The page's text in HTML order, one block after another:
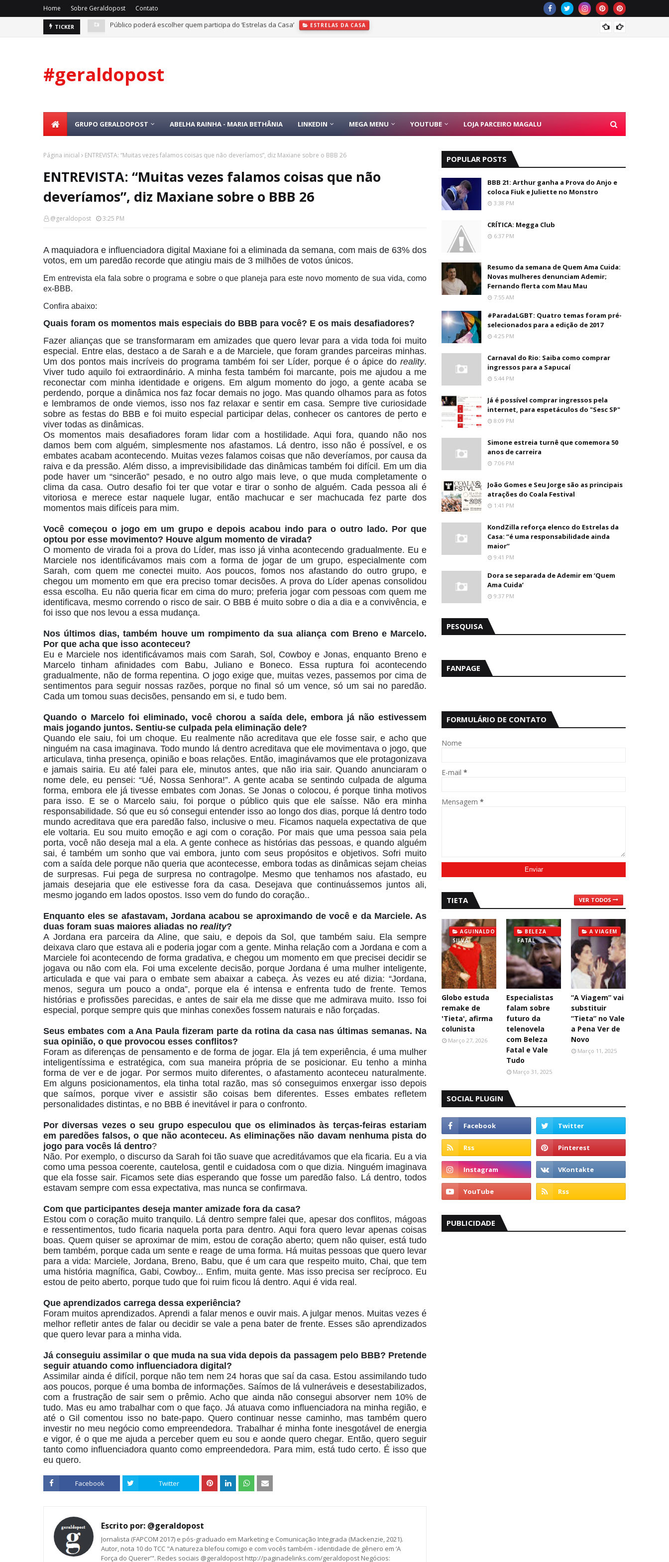
Home Sobre Geraldopost Contato
TICKER
Público poderá escolher quem participa do ‘Estrelas da Casa’
Anitta, Glória a Groove e Pedro Sampaio estarão no Festival Meli Music
#geraldopost
GRUPO GERALDOPOST ABELHA RAINHA - MARIA BETHÂNIA LINKEDIN MEGA MENU YOUTUBE LOJA PARCEIRO MAGALU
Página inicial ENTREVISTA: “Muitas vezes falamos coisas que não deveríamos”, diz Maxiane sobre o BBB 26
ENTREVISTA: “Muitas vezes falamos coisas que não
deveríamos”, diz Maxiane sobre o BBB 26
@geraldopost 3:25 PM
A maquiadora e influenciadora digital Maxiane foi a eliminada da semana, com mais de 63% dos
votos, em um paredão recorde que atingiu mais de 3 milhões de votos únicos.
Em entrevista ela fala sobre o programa e sobre o que planeja para este novo momento de sua vida, como
ex-BBB.
Confira abaixo:
Quais foram os momentos mais especiais do BBB para você? E os mais desafiadores?
Fazer alianças que se transformaram em amizades que quero levar para a vida toda foi muito
especial. Entre elas, destaco a de Sarah e a de Marciele, que foram grandes parceiras minhas.
Um dos pontos mais incríveis do programa também foi ser Líder, porque é o ápice do reality.
Viver tudo aquilo foi extraordinário. A minha festa também foi marcante, pois me ajudou a me
reconectar com minha identidade e origens. Em algum momento do jogo, a gente acaba se
perdendo, porque a dinâmica nos faz focar demais no jogo. Mas quando olhamos para as fotos
e lembramos de onde viemos, isso nos faz relaxar e sentir em casa. Sempre tive curiosidade
sobre as festas do BBB e foi muito especial participar delas, conhecer os cantores de perto e
viver todas as dinâmicas.
Os momentos mais desafiadores foram lidar com a hostilidade. Aqui fora, quando não nos
damos bem com alguém, simplesmente nos afastamos. Lá dentro, isso não é possível, e os
embates acabam acontecendo. Muitas vezes falamos coisas que não deveríamos, por causa da
raiva e da pressão. Além disso, a imprevisibilidade das dinâmicas também foi difícil. Em um dia
pode haver um “sincerão” pesado, e no outro algo mais leve, o que muda completamente o
clima da casa. Outro desafio foi ter que votar e tirar o sonho de alguém. Cada pessoa ali é
vitoriosa e merece estar naquele lugar, então machucar e ser machucada fez parte dos
momentos mais difíceis para mim.
Você começou o jogo em um grupo e depois acabou indo para o outro lado. Por que
optou por esse movimento? Houve algum momento de virada?
O momento de virada foi a prova do Líder, mas isso já vinha acontecendo gradualmente. Eu e
Marciele nos identificávamos mais com a forma de jogar de um grupo, especialmente com
Sarah, com quem me conectei muito. Aos poucos, fomos nos afastando do outro grupo, e
chegou um momento em que era preciso tomar decisões. A prova do Líder apenas consolidou
essa escolha. Eu não queria ficar em cima do muro; preferia jogar com pessoas com quem me
identificava, mesmo correndo o risco de sair. O BBB é muito sobre o dia a dia e a convivência, e
foi isso que nos levou a essa mudança.
Nos últimos dias, também houve um rompimento da sua aliança com Breno e Marcelo.
Por que acha que isso aconteceu?
Eu e Marciele nos identificávamos mais com Sarah, Sol, Cowboy e Jonas, enquanto Breno e
Marcelo tinham afinidades com Babu, Juliano e Boneco. Essa ruptura foi acontecendo
gradualmente, não de forma repentina. O jogo exige que, muitas vezes, passemos por cima de
sentimentos para seguir nossas razões, porque no final só um vence, só um sai no paredão.
Cada um tomou suas decisões, pensando em si, e tudo bem.
Quando o Marcelo foi eliminado, você chorou a saída dele, embora já não estivessem
mais jogando juntos. Sentiu-se culpada pela eliminação dele?
Quando ele saiu, foi um choque. Eu realmente não acreditava que ele fosse sair, e acho que
ninguém na casa imaginava. Todo mundo lá dentro acreditava que ele movimentava o jogo, que
articulava, tinha presença, opinião e boas relações. Então, imaginávamos que ele protagonizava
e jamais sairia. Eu até falei para ele, minutos antes, que não iria sair. Quando anunciaram o
nome dele, eu pensei: “Ué, Nossa Senhora!”. A gente acaba se sentindo culpada de alguma
forma, embora ele já tivesse embates com Jonas. Se Jonas o colocou, é porque tinha motivos
para isso. E se o Marcelo saiu, foi porque o público quis que ele saísse. Não era minha
responsabilidade. Só que eu só consegui entender isso ao longo dos dias, porque lá dentro todo
mundo acreditava que era paredão falso, inclusive o meu. Ficamos naquela expectativa de que
ele voltaria. Eu sou muito emoção e agi com o coração. Por mais que uma pessoa saia pela
porta, você não deseja mal a ela. A gente conhece as histórias das pessoas, e quando alguém
sai, é também um sonho que vai embora, junto com seus propósitos e objetivos. Sofri muito
com a saída dele porque não queria que acontecesse, embora todas as dinâmicas sejam cheias
de surpresas. Fui pega de surpresa no contragolpe. Mesmo que tenhamos nos afastado, eu
jamais desejaria que ele estivesse fora da casa. Desejava que continuássemos juntos ali,
mesmo jogando em lados opostos. Isso vem do fundo do coração..
Enquanto eles se afastavam, Jordana acabou se aproximando de você e da Marciele. As
duas foram suas maiores aliadas no reality?
A Jordana era parceira da Aline, que saiu, e depois da Sol, que também saiu. Ela sempre
deixava claro que estava ali e poderia jogar com a gente. Minha relação com a Jordana e com a
Marciele foi acontecendo de forma gradativa, e chegou um momento em que precisei decidir se
jogava ou não com ela. Foi uma excelente decisão, porque Jordana é uma mulher inteligente,
articulada e que vai para o embate sem abaixar a cabeça. Às vezes eu até dizia: “Jordana,
menos, segura um pouco a onda”, porque ela é intensa e enfrenta tudo de frente. Temos
histórias e profissões parecidas, e antes de sair ela me disse que me admirava muito. Isso foi
especial, porque sempre quis que minhas conexões fossem naturais e não forçadas.
Seus embates com a Ana Paula fizeram parte da rotina da casa nas últimas semanas. Na
sua opinião, o que provocou esses conflitos?
Foram as diferenças de pensamento e de forma de jogar. Ela já tem experiência, é uma mulher
inteligentíssima e estratégica, com sua maneira própria de se posicionar. Eu tenho a minha
forma de ver e de jogar. Por sermos muito diferentes, o afastamento aconteceu naturalmente.
Em alguns posicionamentos, ela tinha total razão, mas só conseguimos enxergar isso depois
que saímos, porque viver e assistir são coisas bem diferentes. Esses embates refletem
personalidades distintas, e no BBB é inevitável ir para o confronto.
Por diversas vezes o seu grupo especulou que os eliminados às terças-feiras estariam
em paredões falsos, o que não aconteceu. As eliminações não davam nenhuma pista do
jogo para vocês lá dentro?
Não. Por exemplo, o discurso da Sarah foi tão suave que acreditávamos que ela ficaria. Eu a via
como uma pessoa coerente, cautelosa, gentil e cuidadosa com o que dizia. Ninguém imaginava
que ela fosse sair. Ficamos sete dias esperando que fosse um paredão falso. Lá dentro, todos
estavam sempre com essa expectativa, mas nunca se confirmava.
Com que participantes deseja manter amizade fora da casa?
Estou com o coração muito tranquilo. Lá dentro sempre falei que, apesar dos conflitos, mágoas
e ressentimentos, tudo ficaria naquela porta para dentro. Aqui fora quero levar apenas coisas
boas. Quem quiser se aproximar de mim, estou de coração aberto; quem não quiser, está tudo
bem também, porque cada um sente e reage de uma forma. Há muitas pessoas que quero levar
para a vida: Marciele, Jordana, Breno, Babu, que é um cara que respeito muito, Chai, que tem
uma história magnífica, Gabi, Cowboy... Enfim, muita gente. Mas isso precisa ser recíproco. Eu
estou de peito aberto, porque tudo que foi ruim ficou lá dentro. Aqui é vida real.
Que aprendizados carrega dessa experiência?
Foram muitos aprendizados. Aprendi a falar menos e ouvir mais. A julgar menos. Muitas vezes é
melhor refletir antes de falar ou decidir se vale a pena bater de frente. Esses são aprendizados
que quero levar para a minha vida.
Já conseguiu assimilar o que muda na sua vida depois da passagem pelo BBB? Pretende
seguir atuando como influenciadora digital?
Assimilar ainda é difícil, porque não tem nem 24 horas que saí da casa. Estou assimilando tudo
aos poucos, porque é uma bomba de informações. Saímos de lá vulneráveis e desestabilizados,
com a frustração de sair sem o prêmio. Acho que ainda não consegui absorver nem 10% de
tudo. Mas eu amo trabalhar com o que faço. Já atuava como influenciadora na minha região, e
até o Gil comentou isso no bate-papo. Quero continuar nesse caminho, mas também quero
investir no meu negócio como empreendedora. Trabalhar é minha fonte inesgotável de energia
e vigor, é o que me ajuda a perceber quem eu sou e aonde quero chegar. Então, quero seguir
tanto como influenciadora quanto como empreendedora. Para mim, está tudo certo. É isso que
eu quero.
Facebook Twitter
Escrito por: @geraldopost
Jornalista (FAPCOM 2017) e pós-graduado em Marketing e Comunicação Integrada (Mackenzie, 2021).
Autor, nota 10 do TCC "A natureza blefou comigo e com vocês também - identidade de gênero em ‘A
Força do Querer’". Redes sociais @geraldopost http://paginadelinks.com/geraldopost Negócios:
POPULAR POSTS
BBB 21: Arthur ganha a Prova do Anjo e
coloca Fiuk e Juliette no Monstro
3:38 PM
CRÍTICA: Megga Club
6:37 PM
Resumo da semana de Quem Ama Cuida:
Novas mulheres denunciam Ademir;
Fernando flerta com Mau Mau
7:55 AM
#ParadaLGBT: Quatro temas foram pré-
selecionados para a edição de 2017
4:25 PM
Carnaval do Rio: Saiba como comprar
ingressos para a Sapucaí
5:44 PM
Já é possível comprar ingressos pela
internet, para espetáculos do "Sesc SP"
8:09 PM
Simone estreia turnê que comemora 50
anos de carreira
7:06 PM
João Gomes e Seu Jorge são as principais
atrações do Coala Festival
1:41 PM
KondZilla reforça elenco do Estrelas da
Casa: “é uma responsabilidade ainda
maior”
9:41 PM
Dora se separada de Ademir em ‘Quem
Ama Cuida’
9:37 PM
PESQUISA
FANPAGE
FORMULÁRIO DE CONTATO
Nome
E-mail *
Mensagem *
TIETA VER TODOS
AGUINALDO
SILVA
Globo estuda
remake de
'Tieta', afirma
colunista
Março 27, 2026
BELEZA
FATAL
Especialistas
falam sobre
futuro da
telenovela
com Beleza
Fatal e Vale
Tudo
Março 31, 2025
A VIAGEM
“A Viagem” vai
substituir
“Tieta” no Vale
a Pena Ver de
Novo
Março 11, 2025
SOCIAL PLUGIN
PUBLICIDADE